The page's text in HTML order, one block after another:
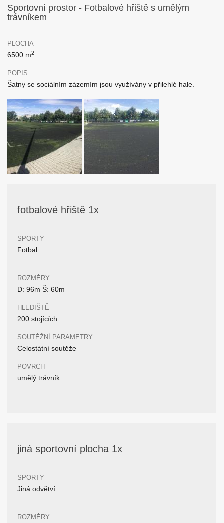
Sportovní prostor - Fotbalové hřiště s umělým
trávníkem
PLOCHA
6500 m2
POPIS
Šatny se sociálním zázemím jsou využívány v přilehlé hale.
fotbalové hřiště 1x
SPORTY
Fotbal
ROZMĚRY
D: 96m Š: 60m
HLEDIŠTĚ
200 stojících
SOUTĚŽNÍ PARAMETRY
Celostátní soutěže
POVRCH
umělý trávník
jiná sportovní plocha 1x
SPORTY
Jiná odvětví
ROZMĚRY